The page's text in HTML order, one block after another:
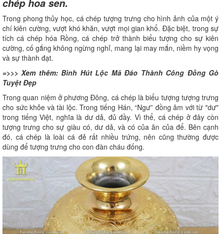
chép hoa sen.
Trong phong thủy học, cá chép tượng trưng cho hình ảnh của một ý
chí kiên cường, vượt khó khăn, vượt mọi gian khổ. Đặc biệt, trong sự
tích cá chép hóa Rồng, cá chép trở thành biểu tượng cho sự kiên
cường, cố gắng không ngừng nghỉ, mang lại may mắn, niềm hy vọng
và sự thành đạt.
=>>> Xem thêm:Bình Hút Lộc Mã Đáo Thành Công Đồng Gò
Tuyệt Đẹp
Trong quan niệm ở phương Đông, cá chép là biểu tượng tượng trưng
cho sức khỏe và tài lộc. Trong tiếng Hán, “Ngư” đồng âm với từ "dư"
trong tiếng Việt, nghĩa là dư dả, đủ đầy. Vì thể, cá chép ở đây còn
tượng trưng cho sự giàu có, dư dả, và có của ăn của để. Bên cạnh
đó, cá chép là loài cá đẻ rất nhiều trứng, nên cũng thường được
dùng để tượng trưng cho con đàn cháu đống.